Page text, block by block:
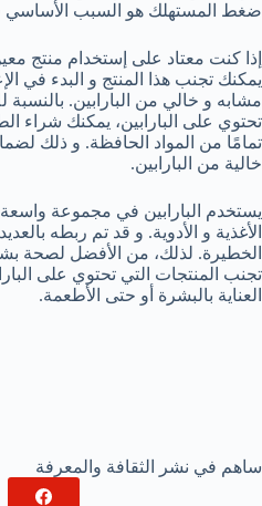
ضغط المستهلك هو السبب الأساسي
إذا كنت معتاد على إستخدام منتج
يمكنك تجنب هذا المنتج و البدء في
مشابه و خالي من البارابين. بالنسبة
تحتوي على البارابين، يمكنك شراء
تمامًا من المواد الحافظة. و ذلك
خالية من البارابين.
يستخدم البارابين في مجموعة
الأغذية و الأدوية. و قد تم ربطه
الخطيرة. لذلك، من الأفضل لصحة
تجنب المنتجات التي تحتوي على
العناية بالبشرة أو حتى الأطعمة.
ساهم في نشر الثقافة والمعرفة